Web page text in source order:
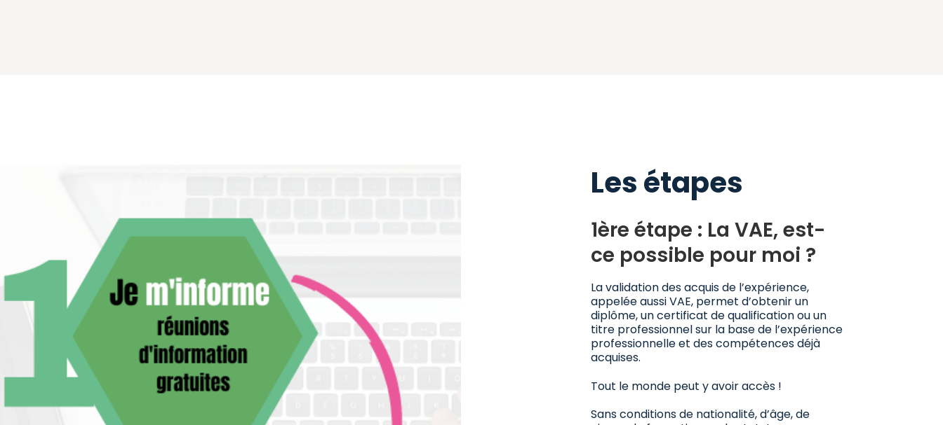
Les étapes
1ère étape : La VAE, est-
ce possible pour moi ?
La validation des acquis de l’expérience,
appelée aussi VAE, permet d’obtenir un
diplôme, un certificat de qualification ou un
titre professionnel sur la base de l’expérience
professionnelle et des compétences déjà
acquises.
Tout le monde peut y avoir accès !
Sans conditions de nationalité, d’âge, de